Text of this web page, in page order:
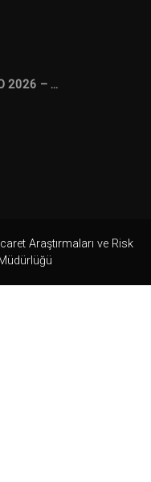
2026 – ...
Araştırmaları ve Risk